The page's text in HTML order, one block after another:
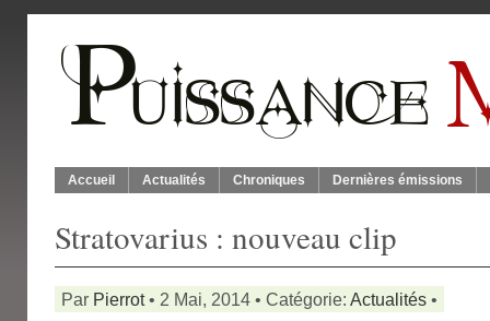
Accueil Actualités Chroniques Dernières émissions
Stratovarius : nouveau clip
Par Pierrot• 2 Mai, 2014 • Catégorie: Actualités •